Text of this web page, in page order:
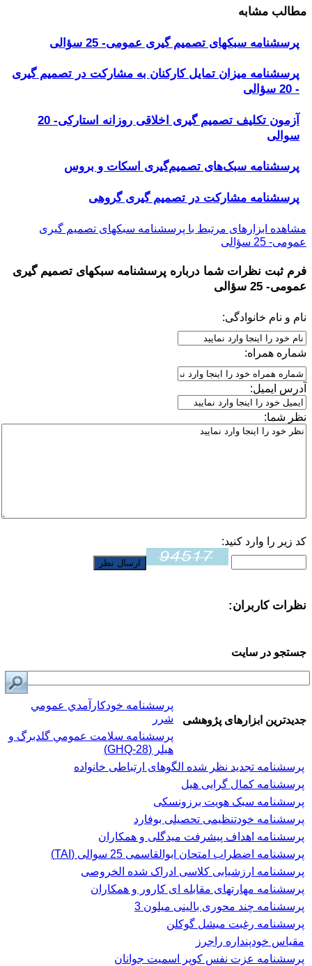
مطالب مشابه
پرسشنامه سبکهای تصمیم گیری عمومی- 25 سؤالی
پرسشنامه میزان تمایل کارکنان به مشارکت در تصمیم گیری
- 20 سؤالی
آزمون تکلیف تصمیم گیری اخلاقی روزانه استارکی- 20
سوالی
پرسشنامه سبک‌های تصمیم‌گیری اسکات و بروس
پرسشنامه مشارکت در تصمیم گیری گروهی
مشاهده ابزارهای مرتبط با پرسشنامه سبکهای تصمیم گیری
عمومی- 25 سؤالی
فرم ثبت نظرات شما درباره پرسشنامه سبکهای تصمیم گیری
عمومی- 25 سؤالی
نام و نام خانوادگی:
شماره همراه:
آدرس ایمیل:
نظر شما:
کد زیر را وارد کنید:
نظرات کاربران:
جستجو در سایت
جدیدترین ابزارهای پژوهشی
پرسشنامه خودكارآمدي عمومي
شرر
پرسشنامه سلامت عمومي گلدبرگ و
هیلر (GHQ-28)
پرسشنامه تجدید نظر شده الگوهای ارتباطی خانواده
پرسشنامه کمال گرایی هیل
پرسشنامه سبک هویت برزونسکی
پرسشنامه خودتنظیمی تحصیلی بوفارد
پرسشنامه اهداف پیشرفت میدگلی و همکاران
پرسشنامه اضطراب امتحان ابوالقاسمی 25 سوالی (TAI)
پرسشنامه ارزشیابی کلاسی ادراک شده الخروصی
پرسشنامه مهارتهای مقابله ای کارور و همکاران
پرسشنامه چند محوری بالینی میلون 3
پرسشنامه رغبت ميشل گوكلن
مقیاس خودپنداره راجرز
پرسشنامه عزت نفس كوپر اسميت جوانان